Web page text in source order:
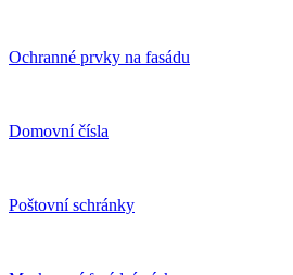
Ochranné prvky na fasádu
Domovní čísla
Poštovní schránky